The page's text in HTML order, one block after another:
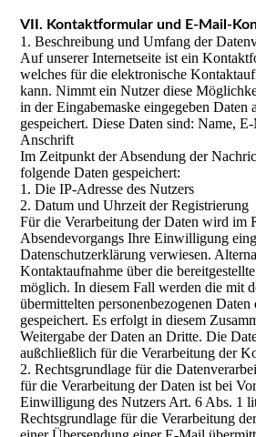
VII. Kontaktformular und E-Mail-
1. Beschreibung und Umfang der
Auf unserer Internetseite ist ein
welches für die elektronische
kann. Nimmt ein Nutzer diese
in der Eingabemaske eingegeben Daten
gespeichert. Diese Daten sind: Name,
Anschrift
Im Zeitpunkt der Absendung der
folgende Daten gespeichert:
1. Die IP-Adresse des Nutzers
2. Datum und Uhrzeit der Registrierung
Für die Verarbeitung der Daten wird im
Absendevorgangs Ihre Einwilligung
Datenschutzerklärung verwiesen.
Kontaktaufnahme über die
möglich. In diesem Fall werden die mit
übermittelten personenbezogenen Daten
gespeichert. Es erfolgt in diesem
Weitergabe der Daten an Dritte. Die
außchließlich für die Verarbeitung der
2. Rechtsgrundlage für die
für die Verarbeitung der Daten ist bei
Einwilligung des Nutzers Art. 6 Abs. 1
Rechtsgrundlage für die Verarbeitung